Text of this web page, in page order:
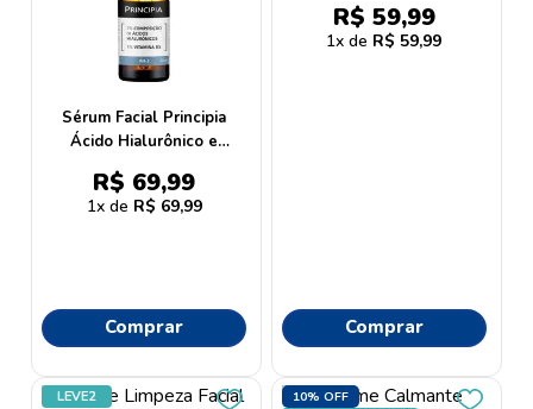
Sérum Facial Principia
Ácido Hialurônico e
Vitamina B5 AH-02 30ml
R$ 69,99
1 R$ 69,99
Comprar
R$ 59,99
1 R$ 59,99
Comprar
LEVE2 10% OFF